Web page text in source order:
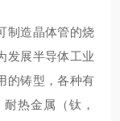
制造晶体管的烧
发展半导体工业
的铸型，各种有
热金属（钛，